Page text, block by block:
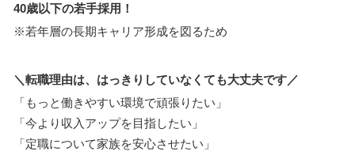
40歳以下の若手採用！
※若年層の長期キャリア形成を図るため
＼転職理由は、はっきりしていなくても大丈夫です／
「もっと働きやすい環境で頑張りたい」
「今より収入アップを目指したい」
「定職について家族を安心させたい」